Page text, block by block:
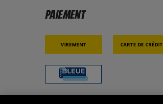
Paiement
Virement Carte de crédit